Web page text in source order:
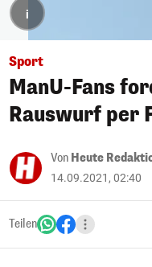
i
Sport
ManU-Fans
Rauswurf per
Von Heute
14.09.2021, 02:40
Teilen